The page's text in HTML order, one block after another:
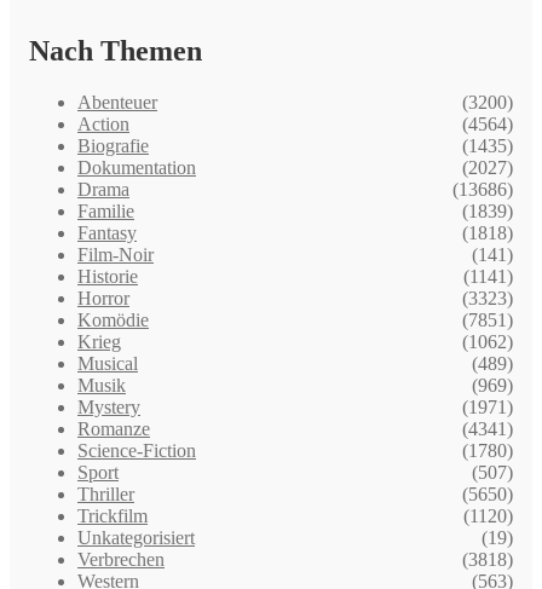
Nach Themen
Abenteuer
(3200)
Action
(4564)
Biografie
(1435)
Dokumentation
(2027)
Drama
(13686)
Familie
(1839)
Fantasy
(1818)
Film-Noir
(141)
Historie
(1141)
Horror
(3323)
Komödie
(7851)
Krieg
(1062)
Musical
(489)
Musik
(969)
Mystery
(1971)
Romanze
(4341)
Science-Fiction
(1780)
Sport
(507)
Thriller
(5650)
Trickfilm
(1120)
Unkategorisiert
(19)
Verbrechen
(3818)
Western
(563)